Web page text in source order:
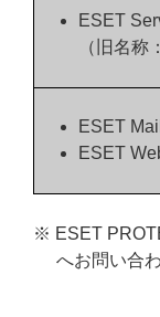
ESET
（旧名
ESET
ESET
※ ESET
へお問い合